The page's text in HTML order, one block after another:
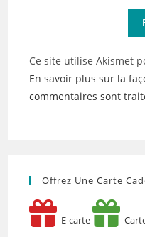
Ce site utilise Akismet
En savoir plus sur la
commentaires sont
Offrez Une Carte
E-carte